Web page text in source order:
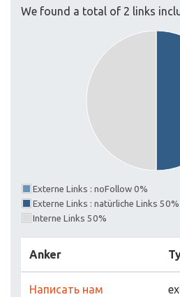
We found a total of 2 links
Externe Links : noFollow 0%
Externe Links : natürliche Links 50%
Interne Links 50%
Anker
Написать нам